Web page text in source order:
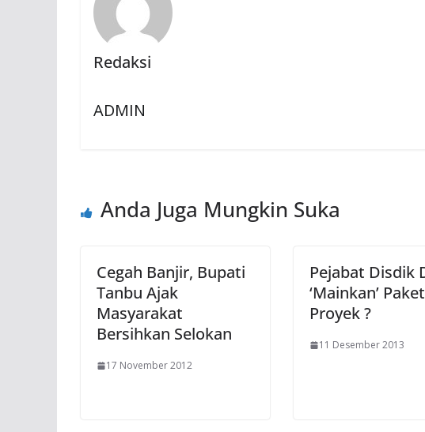
Redaksi
ADMIN
Anda Juga Mungkin Suka
Cegah Banjir, Bupati
Tanbu Ajak
Masyarakat
Bersihkan Selokan
17 November 2012
Pejabat Disdik
‘Mainkan’ Paket
Proyek ?
11 Desember 2013